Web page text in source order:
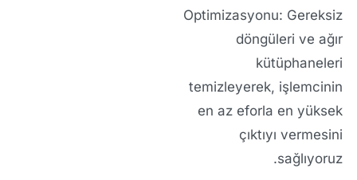
Optimizasyonu: Gereksiz
döngüleri ve ağır
kütüphaneleri
temizleyerek, işlemcinin
en az eforla en yüksek
çıktıyı vermesini
sağlıyoruz.